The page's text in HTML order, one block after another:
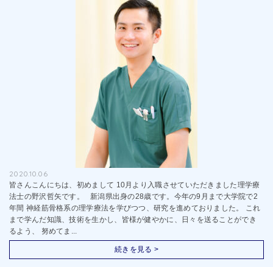
2020.10.06
皆さんこんにちは、初めまして 10月より入職させていただきました理学療
法士の野沢哲矢です。 新潟県出身の28歳です。今年の9月まで大学院で2
年間 神経筋骨格系の理学療法を学びつつ、研究を進めておりました。 これ
まで学んだ知識、技術を生かし、皆様が健やかに、日々を送ることができ
るよう、 努めてま...
続きを見る >